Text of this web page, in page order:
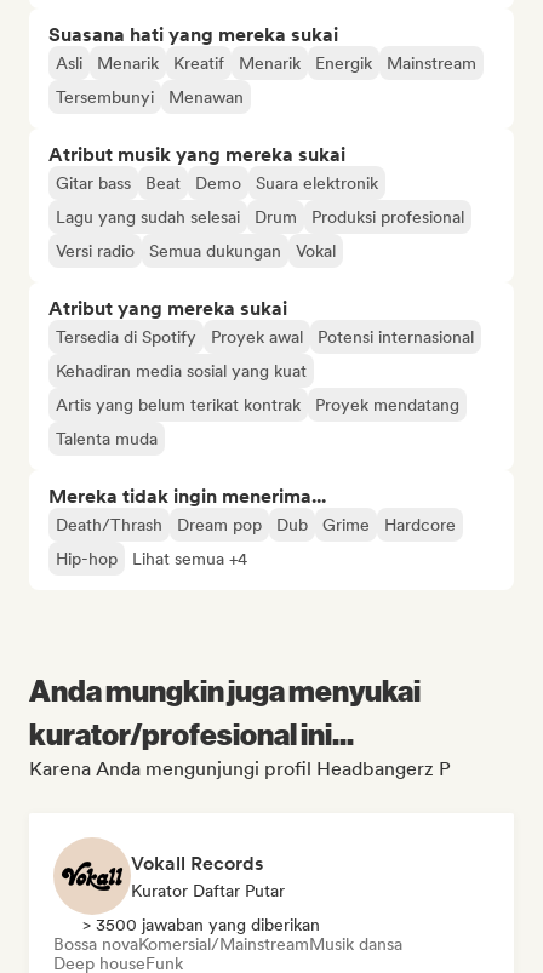
Suasana hati yang mereka sukai
Asli Menarik Kreatif Menarik Energik
Mainstream
Tersembunyi
Menawan
Atribut musik yang mereka sukai
Gitar bass Beat Demo
Suara elektronik
Lagu yang sudah selesai
Drum
Produksi profesional
Versi radio
Semua dukungan Vokal
Atribut yang mereka sukai
Tersedia di Spotify Proyek awal
Potensi internasional
Kehadiran media sosial yang kuat
Artis yang belum terikat kontrak
Proyek mendatang
Talenta muda
Mereka tidak ingin menerima...
Death/Thrash Dream pop Dub Grime
Hardcore
Hip-hop
Lihat semua +4
Anda mungkin juga menyukai
kurator/profesional ini...
Karena Anda mengunjungi profil Headbangerz P
Vokall Records
Kurator Daftar Putar
> 3500 jawaban yang diberikan
Bossa novaKomersial/MainstreamMusik dansa
Deep houseFunk